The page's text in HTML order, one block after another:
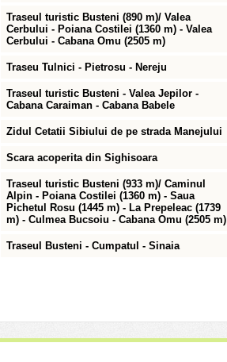
Traseul turistic Busteni (890 m)/ Valea
Cerbului - Poiana Costilei (1360 m) - Valea
Cerbului - Cabana Omu (2505 m)
Traseu Tulnici - Pietrosu - Nereju
Traseul turistic Busteni - Valea Jepilor -
Cabana Caraiman - Cabana Babele
Zidul Cetatii Sibiului de pe strada Manejului
Scara acoperita din Sighisoara
Traseul turistic Busteni (933 m)/ Caminul
Alpin - Poiana Costilei (1360 m) - Saua
Pichetul Rosu (1445 m) - La Prepeleac (1739
m) - Culmea Bucsoiu - Cabana Omu (2505 m)
Traseul Busteni - Cumpatul - Sinaia